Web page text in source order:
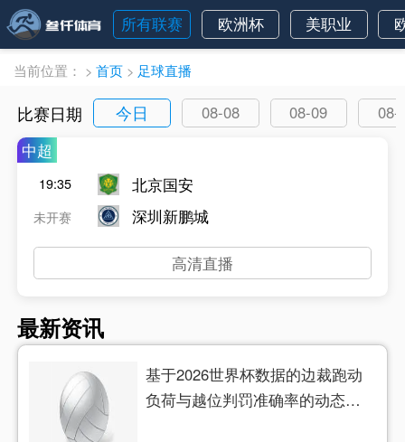
所有联赛 欧洲杯 美职业
当前位置： > 首页 > 足球直播
比赛日期 今日 08-08 08-09
08-
中超
19:35
未开赛
北京国安
深圳新鹏城
高清直播
最新资讯
基于2026世界杯数据的边裁跑动
负荷与越位判罚准确率的动态关